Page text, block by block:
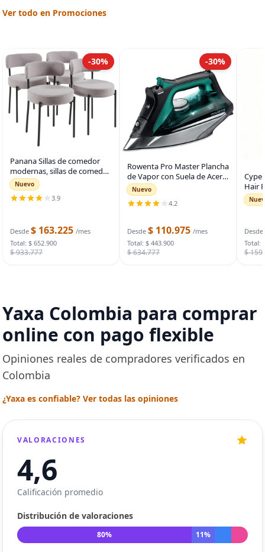
Ver todo en Promociones
-30%
Panana Sillas de comedor
modernas, sillas de comedor
redondas tapizadas de
mediados de siglo con patas
de metal negro (4, gris)
Nuevo
3.9
Desde $ 163.225 /mes
Total: $ 652.900
$ 933.777
-30%
Rowenta Pro Master Plancha
de Vapor con Suela de Acero
Inoxidable para Ropa, 210
g/min, 400 Orificios
Microsteam, Algodón, Lana,
Nuevo
4.2
Desde $ 110.975 /mes
Total: $ 443.900
$ 634.777
Hair
Desde
Total:
$
Yaxa Colombia para comprar
online con pago flexible
Opiniones reales de compradores verificados en
Colombia
¿Yaxa es confiable? Ver todas las opiniones
VALORACIONES
4,6
Calificación promedio
Distribución de valoraciones
80% 11%